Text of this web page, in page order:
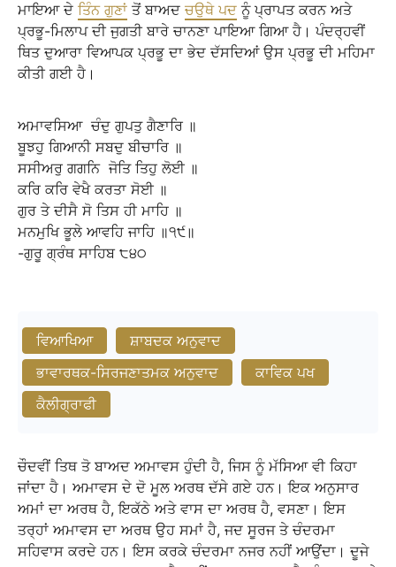
ਮਾਇਆ ਦੇ ਤਿੰਨ ਗੁਣਾਂ ਤੋਂ ਬਾਅਦ ਚਉਥੇ ਪਦ ਨੂੰ ਪ੍ਰਾਪਤ ਕਰਨ ਅਤੇ
ਪ੍ਰਭੂ-ਮਿਲਾਪ ਦੀ ਜੁਗਤੀ ਬਾਰੇ ਚਾਨਣਾ ਪਾਇਆ ਗਿਆ ਹੈ। ਪੰਦਰ੍ਹਵੀਂ
ਥਿਤ ਦੁਆਰਾ ਵਿਆਪਕ ਪ੍ਰਭੂ ਦਾ ਭੇਦ ਦੱਸਦਿਆਂ ਉਸ ਪ੍ਰਭੂ ਦੀ ਮਹਿਮਾ
ਕੀਤੀ ਗਈ ਹੈ।
ਅਮਾਵਸਿਆ ਚੰਦੁ ਗੁਪਤੁ ਗੈਣਾਰਿ ॥
ਬੂਝਹੁ ਗਿਆਨੀ ਸਬਦੁ ਬੀਚਾਰਿ ॥
ਸਸੀਅਰੁ ਗਗਨਿ ਜੋਤਿ ਤਿਹੁ ਲੋਈ ॥
ਕਰਿ ਕਰਿ ਵੇਖੈ ਕਰਤਾ ਸੋਈ ॥
ਗੁਰ ਤੇ ਦੀਸੈ ਸੋ ਤਿਸ ਹੀ ਮਾਹਿ ॥
ਮਨਮੁਖਿ ਭੂਲੇ ਆਵਹਿ ਜਾਹਿ ॥੧੯॥
-ਗੁਰੂ ਗ੍ਰੰਥ ਸਾਹਿਬ ੮੪੦
ਵਿਆਖਿਆ
ਸ਼ਾਬਦਕ ਅਨੁਵਾਦ
ਭਾਵਾਰਥਕ-ਸਿਰਜਣਾਤਮਕ ਅਨੁਵਾਦ
ਕਾਵਿਕ ਪਖ
ਕੈਲੀਗ੍ਰਾਫੀ
ਚੌਦਵੀਂ ਤਿਥ ਤੋ ਬਾਅਦ ਅਮਾਵਸ ਹੁੰਦੀ ਹੈ, ਜਿਸ ਨੂੰ ਮੱਸਿਆ ਵੀ ਕਿਹਾ
ਜਾਂਦਾ ਹੈ। ਅਮਾਵਸ ਦੇ ਦੋ ਮੂਲ ਅਰਥ ਦੱਸੇ ਗਏ ਹਨ। ਇਕ ਅਨੁਸਾਰ
ਅਮਾਂ ਦਾ ਅਰਥ ਹੈ, ਇਕੱਠੇ ਅਤੇ ਵਾਸ ਦਾ ਅਰਥ ਹੈ, ਵਸਣਾ। ਇਸ
ਤਰ੍ਹਾਂ ਅਮਾਵਸ ਦਾ ਅਰਥ ਉਹ ਸਮਾਂ ਹੈ, ਜਦ ਸੂਰਜ ਤੇ ਚੰਦਰਮਾ
ਸਹਿਵਾਸ ਕਰਦੇ ਹਨ। ਇਸ ਕਰਕੇ ਚੰਦਰਮਾ ਨਜਰ ਨਹੀਂ ਆਉਂਦਾ। ਦੂਜੇ